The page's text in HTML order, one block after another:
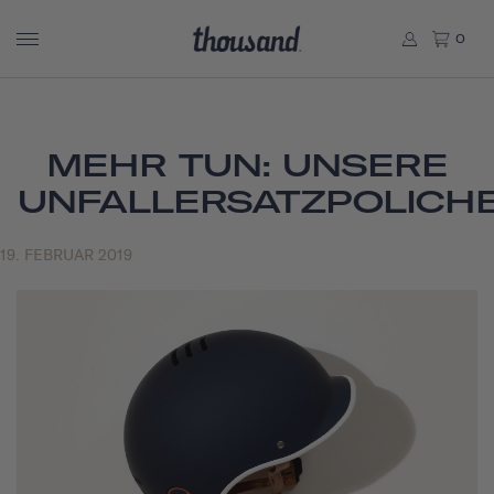
0
MEHR TUN: UNSERE
19. FEBRUAR 2019